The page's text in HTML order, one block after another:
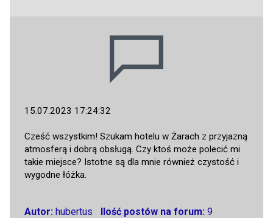
15.07.2023 17:24:32
Cześć wszystkim! Szukam hotelu w Żarach z przyjazną
atmosferą i dobrą obsługą. Czy ktoś może polecić mi
takie miejsce? Istotne są dla mnie również czystość i
wygodne łóżka.
Autor: hubertus Ilość postów na forum: 9